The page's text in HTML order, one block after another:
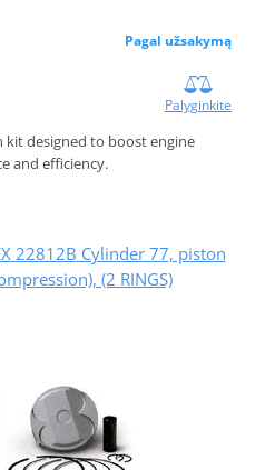
Pagal užsakymą
Palyginkite
kit designed to boost engine
and efficiency.
22812B Cylinder 77, piston
(2 RINGS)